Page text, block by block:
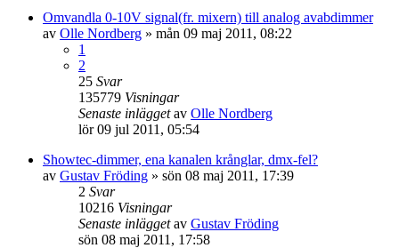
Omvandla 0-10V signal(fr. mixern) till analog avabdimmer
av Olle Nordberg » mån 09 maj 2011, 08:22
1
2
25 Svar
135779 Visningar
Senaste inläggetav Olle Nordberg
lör 09 jul 2011, 05:54
Showtec-dimmer, ena kanalen krånglar, dmx-fel?
av Gustav Fröding » sön 08 maj 2011, 17:39
2 Svar
10216 Visningar
Senaste inläggetav Gustav Fröding
sön 08 maj 2011, 17:58